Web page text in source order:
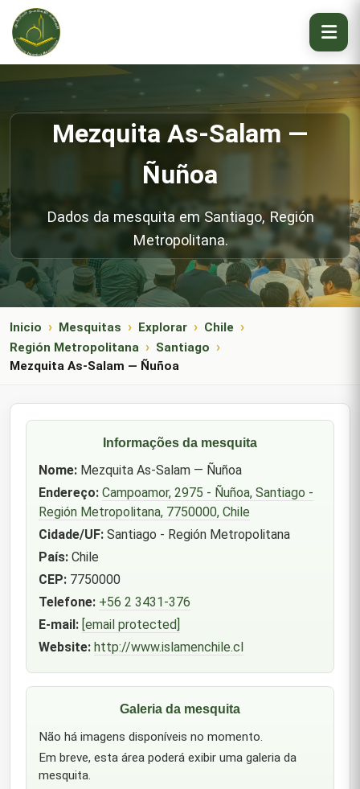
Mezquita As-Salam —
Ñuñoa
Dados da mesquita em Santiago, Región
Metropolitana.
Inicio Mesquitas Explorar
Chile
Región Metropolitana
Santiago
Mezquita As-Salam — Ñuñoa
Informações da mesquita
Nome:Mezquita As-Salam — Ñuñoa
Endereço: Campoamor, 2975 - Ñuñoa, Santiago -
Región Metropolitana, 7750000, Chile
Cidade/UF:Santiago - Región Metropolitana
País:Chile
CEP:7750000
Telefone: +56 2 3431-376
E-mail: [email protected]
Website: http://www.islamenchile.cl
Galeria da mesquita
Não há imagens disponíveis no momento.
Em breve, esta área poderá exibir uma galeria da
mesquita.